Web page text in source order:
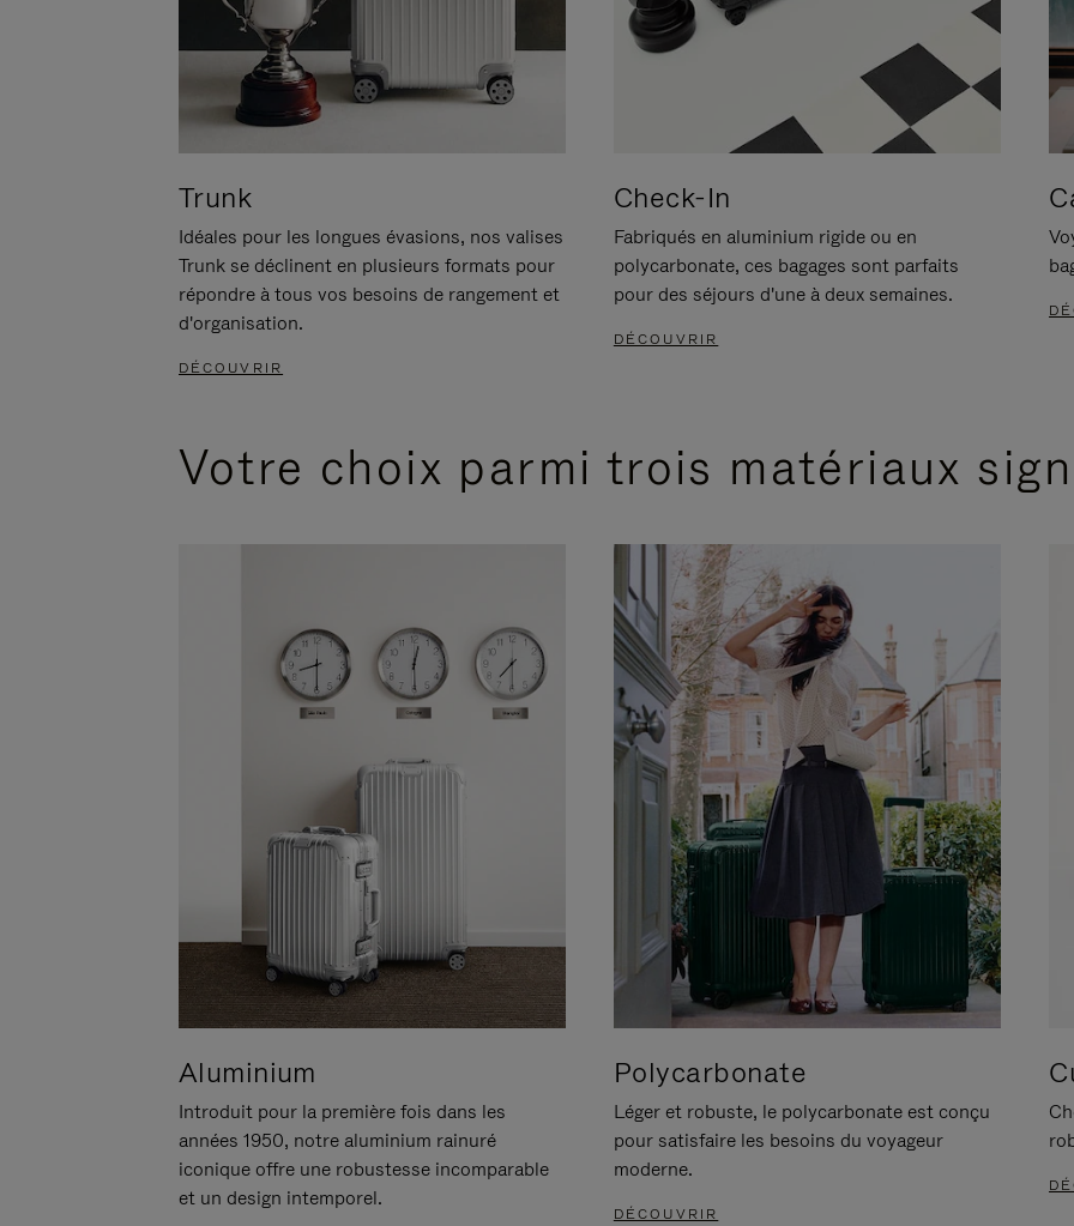
Trunk
Idéales pour les longues évasions, nos valises
Trunk se déclinent en plusieurs formats pour
répondre à tous vos besoins de rangement et
d'organisation.
DÉCOUVRIR
Check-In
Fabriqués en aluminium rigide ou en
polycarbonate, ces bagages sont parfaits
pour des séjours d'une à deux semaines.
DÉCOUVRIR
Votre choix parmi trois matériaux
Aluminium
Introduit pour la première fois dans les
années 1950, notre aluminium rainuré
iconique offre une robustesse incomparable
et un design intemporel.
Polycarbonate
Léger et robuste, le polycarbonate est conçu
pour satisfaire les besoins du voyageur
moderne.
DÉCOUVRIR